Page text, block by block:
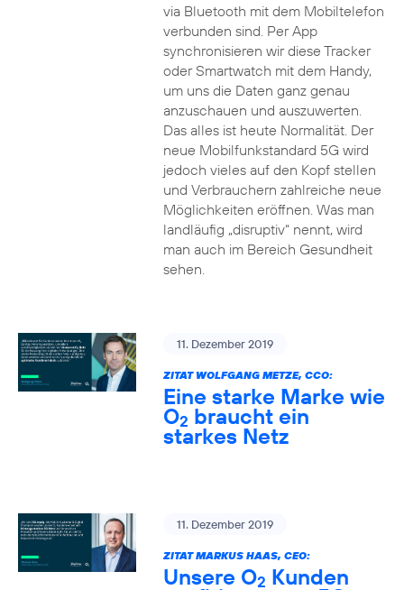
via Bluetooth mit dem Mobiltelefon
verbunden sind. Per App
synchronisieren wir diese Tracker
oder Smartwatch mit dem Handy,
um uns die Daten ganz genau
anzuschauen und auszuwerten.
Das alles ist heute Normalität. Der
neue Mobilfunkstandard 5G wird
jedoch vieles auf den Kopf stellen
und Verbrauchern zahlreiche neue
Möglichkeiten eröffnen. Was man
landläufig „disruptiv“ nennt, wird
man auch im Bereich Gesundheit
sehen.
11. Dezember 2019
ZITAT WOLFGANG METZE, CCO:
Eine starke Marke wie
O2 braucht ein
starkes Netz
11. Dezember 2019
ZITAT MARKUS HAAS, CEO:
Unsere O2 Kunden